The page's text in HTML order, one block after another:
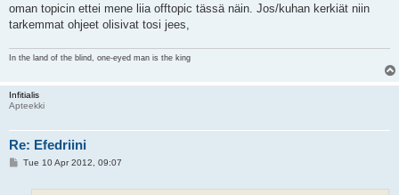
oman topicin ettei mene liia offtopic tässä näin. Jos/kuhan kerkiät niin
tarkemmat ohjeet olisivat tosi jees,
In the land of the blind, one-eyed man is the king
Infitialis
Apteekki
Re: Efedriini
PTue 10 Apr 2012, 09:07